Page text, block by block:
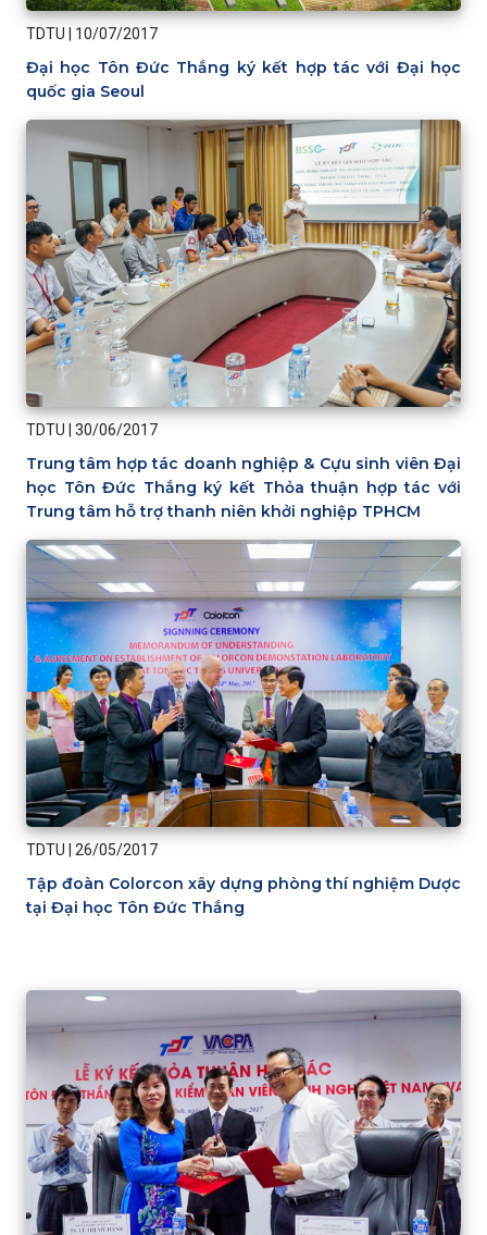
TDTU 10/07/2017
Đại học Tôn Đức Thắng ký kết hợp tác với Đại học
quốc gia Seoul
TDTU 30/06/2017
Trung tâm hợp tác doanh nghiệp & Cựu sinh viên Đại
học Tôn Đức Thắng ký kết Thỏa thuận hợp tác với
Trung tâm hỗ trợ thanh niên khởi nghiệp TPHCM
TDTU 26/05/2017
Tập đoàn Colorcon xây dựng phòng thí nghiệm Dược
tại Đại học Tôn Đức Thắng